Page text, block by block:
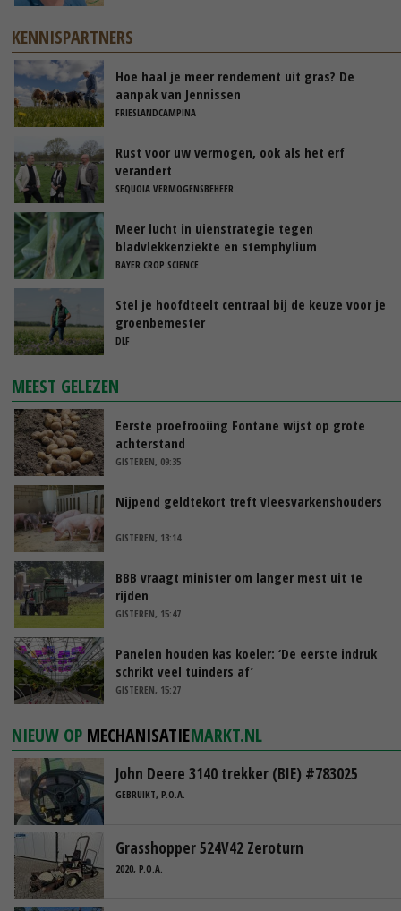
KENNISPARTNERS
Hoe haal je meer rendement uit gras? De
aanpak van Jennissen
FRIESLANDCAMPINA
Rust voor uw vermogen, ook als het erf
verandert
SEQUOIA VERMOGENSBEHEER
Meer lucht in uienstrategie tegen
bladvlekkenziekte en stemphylium
BAYER CROP SCIENCE
Stel je hoofdteelt centraal bij de keuze voor je
groenbemester
DLF
MEEST GELEZEN
Eerste proefrooiing Fontane wijst op grote
achterstand
GISTEREN, 09:35
Nijpend geldtekort treft vleesvarkenshouders
GISTEREN, 13:14
BBB vraagt minister om langer mest uit te
rijden
GISTEREN, 15:47
Panelen houden kas koeler: ‘De eerste indruk
schrikt veel tuinders af’
GISTEREN, 15:27
NIEUW OP MECHANISATIEMARKT.NL
John Deere 3140 trekker (BIE) #783025
GEBRUIKT, P.O.A.
Grasshopper 524V42 Zeroturn
2020, P.O.A.